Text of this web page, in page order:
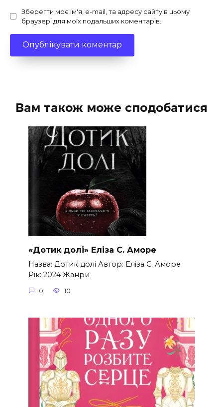
Зберегти моє ім'я, e-mail, та адресу сайту в цьому
браузері для моїх подальших коментарів.
Вам також може сподобатися
«Дотик долі» Еліза С. Аморе
Назва: Дотик долі Автор: Еліза С. Аморе
Рік: 2024 Жанри
0 10